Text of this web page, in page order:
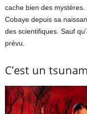
cache bien des
Cobaye depuis sa
des scientifiques. Sauf
prévu.
C’est un